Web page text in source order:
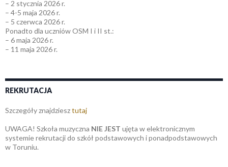
– 2 stycznia 2026 r.
– 4-5 maja 2026 r.
– 5 czerwca 2026 r.
Ponadto dla uczniów OSM I i II st.:
– 6 maja 2026 r.
– 11 maja 2026 r.
REKRUTACJA
Szczegóły znajdziesztutaj
UWAGA! Szkoła muzyczna NIE JEST ujęta w elektronicznym
systemie rekrutacji do szkół podstawowych i ponadpodstawowych
w Toruniu.